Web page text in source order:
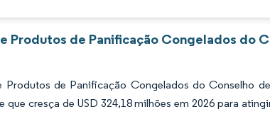
Produtos de Panificação Congelados do
de Panificação Congelados do Conselho
que cresça de USD 324,18 milhões em 2026 para